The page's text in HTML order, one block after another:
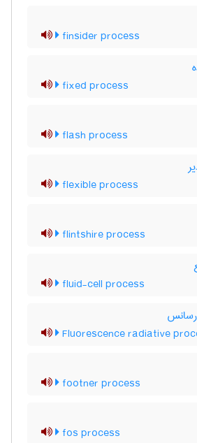
finsider process
fixed process
flash process
flexible process
flintshire process
fluid-cell process
Fluorescence radiative
footner process
fos process